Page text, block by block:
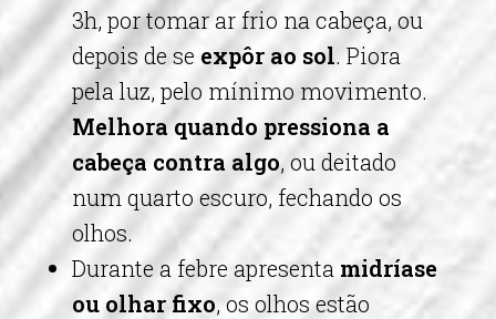
3h, por tomar ar frio na cabeça, ou
depois de se expôr ao sol. Piora
pela luz, pelo mínimo movimento.
Melhora quando pressiona a
cabeça contra algo, ou deitado
num quarto escuro, fechando os
olhos.
Durante a febre apresenta midríase
ou olhar fixo, os olhos estão